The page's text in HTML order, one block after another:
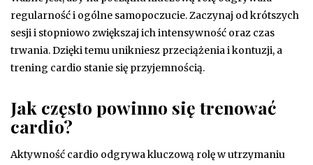
regularność i ogólne samopoczucie. Zaczynaj od krótszych
sesji i stopniowo zwiększaj ich intensywność oraz czas
trwania. Dzięki temu unikniesz przeciążenia i kontuzji, a
trening cardio stanie się przyjemnością.
Jak często powinno się trenować
cardio?
Aktywność cardio odgrywa kluczową rolę w utrzymaniu